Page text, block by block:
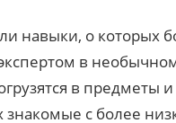
навыки, о
в
в
с более